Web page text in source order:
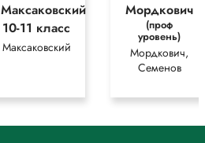
Максаковский
10-11 класс
Максаковский
Мордкович
(проф
уровень)
Мордкович,
Семенов